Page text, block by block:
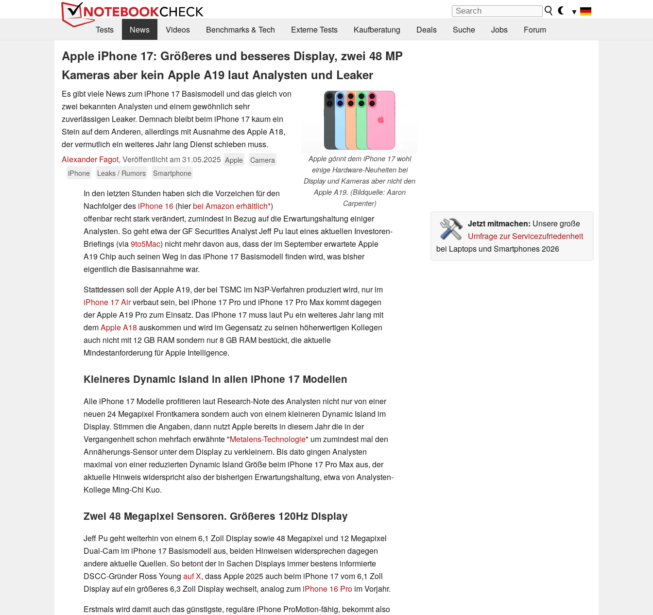
▼
Tests
News Videos Benchmarks & Tech Externe Tests Kaufberatung Deals Suche Jobs Forum
Apple iPhone 17: Größeres und besseres Display, zwei 48 MP
Kameras aber kein Apple A19 laut Analysten und Leaker
Apple gönnt dem iPhone 17 wohl
einige Hardware-Neuheiten bei
Display und Kameras aber nicht den
Apple A19. (Bildquelle: Aaron
Carpenter)
Es gibt viele News zum iPhone 17 Basismodell und das gleich von
zwei bekannten Analysten und einem gewöhnlich sehr
zuverlässigen Leaker. Demnach bleibt beim iPhone 17 kaum ein
Stein auf dem Anderen, allerdings mit Ausnahme des Apple A18,
der vermutlich ein weiteres Jahr lang Dienst schieben muss.
Alexander Fagot, Veröffentlicht am31.05.2025 Apple
Camera
iPhone
Leaks / Rumors Smartphone
Jetzt mitmachen: Unsere große
Umfrage zur Servicezufriedenheit
bei Laptops und Smartphones 2026
In den letzten Stunden haben sich die Vorzeichen für den
Nachfolger des iPhone 16 (hierbei Amazon erhältlich )
offenbar recht stark verändert, zumindest in Bezug auf die Erwartungshaltung einiger
Analysten. So geht etwa der GF Securities Analyst Jeff Pu laut eines aktuellen Investoren-
Briefings (via9to5Mac) nicht mehr davon aus, dass der im September erwartete Apple
A19 Chip auch seinen Weg in das iPhone 17 Basismodell finden wird, was bisher
eigentlich die Basisannahme war.
Stattdessen soll der Apple A19, der bei TSMC im N3P-Verfahren produziert wird, nur im
iPhone 17 Airverbaut sein, bei iPhone 17 Pro und iPhone 17 Pro Max kommt dagegen
der Apple A19 Pro zum Einsatz. Das iPhone 17 muss laut Pu ein weiteres Jahr lang mit
demApple A18 auskommen und wird im Gegensatz zu seinen höherwertigen Kollegen
auch nicht mit 12 GB RAM sondern nur 8 GB RAM bestückt, die aktuelle
Mindestanforderung für Apple Intelligence.
Kleineres Dynamic Island in allen iPhone 17 Modellen
Alle iPhone 17 Modelle profitieren laut Research-Note des Analysten nicht nur von einer
neuen 24 Megapixel Frontkamera sondern auch von einem kleineren Dynamic Island im
Display. Stimmen die Angaben, dann nutzt Apple bereits in diesem Jahr die in der
Vergangenheit schon mehrfach erwähnte "Metalens-Technologie" um zumindest mal den
Annäherungs-Sensor unter dem Display zu verkleinern. Bis dato gingen Analysten
maximal von einer reduzierten Dynamic Island Größe beim iPhone 17 Pro Max aus, der
aktuelle Hinweis widerspricht also der bisherigen Erwartungshaltung, etwa von Analysten-
Kollege Ming-Chi Kuo.
Zwei 48 Megapixel Sensoren. Größeres 120Hz Display
Jeff Pu geht weiterhin von einem 6,1 Zoll Display sowie 48 Megapixel und 12 Megapixel
Dual-Cam im iPhone 17 Basismodell aus, beiden Hinweisen widersprechen dagegen
andere aktuelle Quellen. So betont der in Sachen Displays immer bestens informierte
DSCC-Gründer Ross Young auf X, dass Apple 2025 auch beim iPhone 17 vom 6,1 Zoll
Display auf ein größeres 6,3 Zoll Display wechselt, analog zum iPhone 16 Pro im Vorjahr.
Erstmals wird damit auch das günstigste, reguläre iPhone ProMotion-fähig, bekommt also